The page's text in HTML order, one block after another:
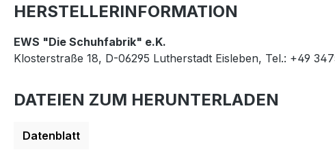
HERSTELLERINFORMATION
EWS "Die Schuhfabrik" e.K.
Klosterstraße 18, D-06295 Lutherstadt Eisleben, Tel.: +49
DATEIEN ZUM HERUNTERLADEN
Datenblatt